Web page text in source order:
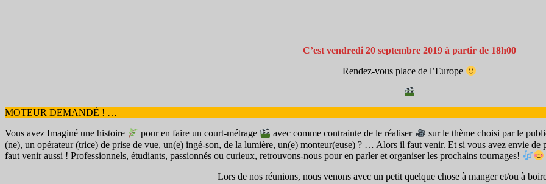
C’est vendredi 20 septembre 2019 à partir de 18h00
Rendez-vous place de l’Europe
MOTEUR DEMANDÉ ! …
Vous avez Imaginé une histoire pour en faire un court-métrage avec comme contrainte de le réaliser sur le thème choisi par le
(ne), un opérateur (trice) de prise de vue, un(e) ingé-son, de la lumière, un(e) monteur(euse) ? … Alors il faut venir. Et si vous avez envie de
faut venir aussi ! Professionnels, étudiants, passionnés ou curieux, retrouvons-nous pour en parler et organiser les prochains tournages!
Lors de nos réunions, nous venons avec un petit quelque chose à manger et/ou à